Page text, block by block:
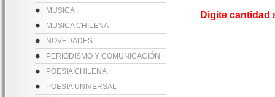
MUSICA
MUSICA CHILENA
NOVEDADES
PERIODISMO Y COMUNICACIÓN
POESIA CHILENA
POESIA UNIVERSAL
Digite